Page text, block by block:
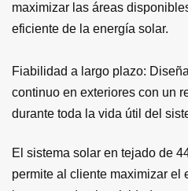
maximizar las áreas
eficiente de la energía solar.
Fiabilidad a largo plazo:
continuo en exteriores con un
durante toda la vida útil del
El sistema solar en tejado de
permite al cliente maximizar el